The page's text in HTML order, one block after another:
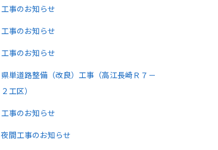
工事のお知らせ
工事のお知らせ
工事のお知らせ
県単道路整備（改良）工事（高江長崎Ｒ７－
２工区）
工事のお知らせ
夜間工事のお知らせ